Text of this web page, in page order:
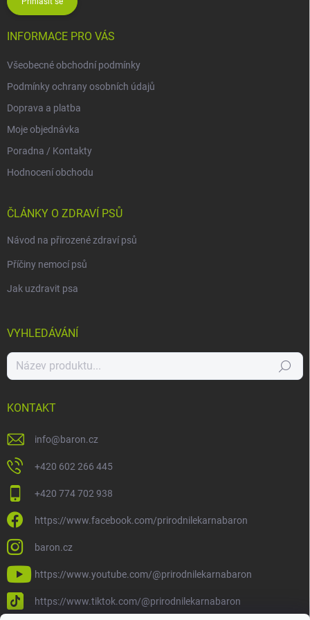
INFORMACE PRO VÁS
Všeobecné obchodní podmínky
Podmínky ochrany osobních údajů
Doprava a platba
Moje objednávka
Poradna / Kontakty
Hodnocení obchodu
ČLÁNKY O ZDRAVÍ PSŮ
Návod na přirozené zdraví psů
Příčiny nemocí psů
Jak uzdravit psa
VYHLEDÁVÁNÍ
Hledat
KONTAKT
info@baron.cz
+420 602 266 445
+420 774 702 938
https://www.facebook.com/prirodnilekarnabaron
baron.cz
https://www.youtube.com/@prirodnilekarnabaron
https://www.tiktok.com/@prirodnilekarnabaron